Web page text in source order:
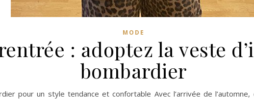
MODE
: adoptez la veste
bombardier
pour un style tendance et confortable Avec l’arrivée de